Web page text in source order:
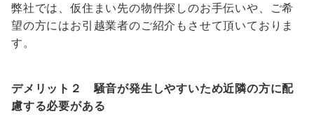
弊社では、仮住まい先の物件探しのお手伝いや、ご希
望の方にはお引越業者のご紹介もさせて頂いておりま
す。
デメリット２ 騒音が発生しやすいため近隣の方に配
慮する必要がある